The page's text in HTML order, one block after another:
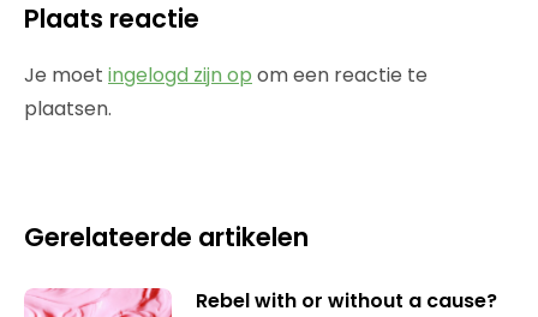
Plaats reactie
Je moet ingelogd zijn op om een reactie te
plaatsen.
Gerelateerde artikelen
Rebel with or without a cause?